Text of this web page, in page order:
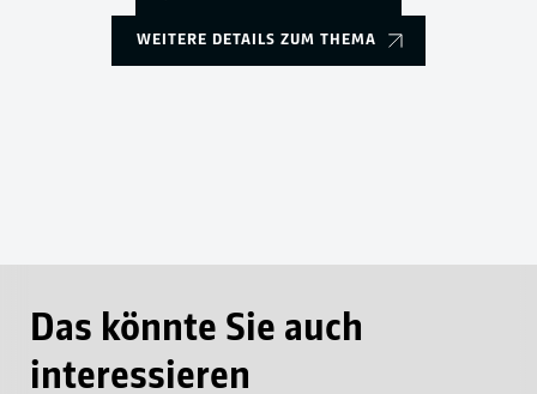
WEITERE DETAILS ZUM THEMA
Das könnte Sie auch
interessieren